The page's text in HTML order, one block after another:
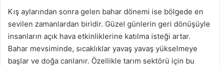
Kış aylarından sonra gelen bahar dönemi ise bölgede en
sevilen zamanlardan biridir. Güzel günlerin geri dönüşüyle
insanların açık hava etkinliklerine katılma isteği artar.
Bahar mevsiminde, sıcaklıklar yavaş yavaş yükselmeye
başlar ve doğa canlanır. Özellikle tarım sektörü için bu